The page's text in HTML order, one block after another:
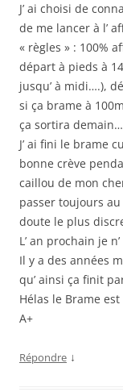
J’ ai choisi de
de me lancer à l’
« règles » : 100%
départ à pieds à
jusqu’ à midi….),
si ça brame à
ça sortira
J’ ai fini le brame
bonne crève
caillou de mon
passer toujours
doute le plus
L’ an prochain je
Il y a des années
qu’ ainsi ça finit
Hélas le Brame
A+
Répondre ↓